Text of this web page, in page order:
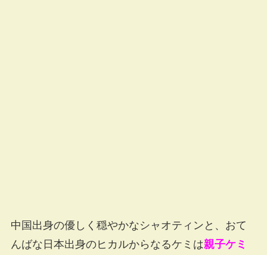
中国出身の優しく穏やかなシャオティンと、おて
んばな日本出身のヒカルからなるケミは親子ケミ